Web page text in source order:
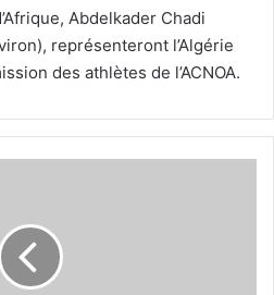
Abdelkader Chadi
représenteront l’Algérie
des athlètes de l’ACNOA.